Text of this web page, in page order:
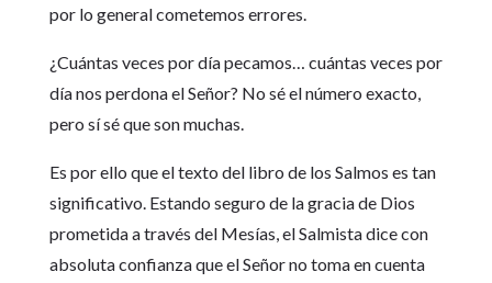
por lo general cometemos errores.
¿Cuántas veces por día pecamos… cuántas veces por
día nos perdona el Señor? No sé el número exacto,
pero sí sé que son muchas.
Es por ello que el texto del libro de los Salmos es tan
significativo. Estando seguro de la gracia de Dios
prometida a través del Mesías, el Salmista dice con
absoluta confianza que el Señor no toma en cuenta